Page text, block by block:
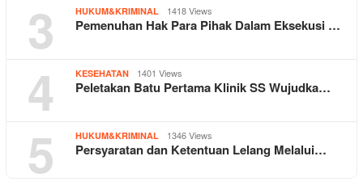
3 HUKUM&KRIMINAL 1418 Views
Pemenuhan Hak Para Pihak Dalam Eksekusi …
4 KESEHATAN 1401 Views
Peletakan Batu Pertama Klinik SS Wujudka…
5 HUKUM&KRIMINAL 1346 Views
Persyaratan dan Ketentuan Lelang Melalui…